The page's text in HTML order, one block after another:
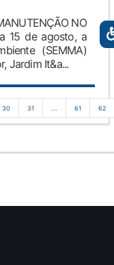
NO
15 de agosto, a
(SEMMA)
Jardim It&a...
30 31 ... 61 62